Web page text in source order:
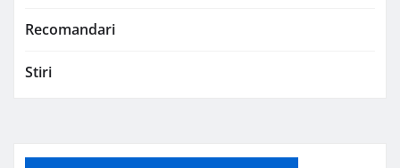
Recomandari
Stiri